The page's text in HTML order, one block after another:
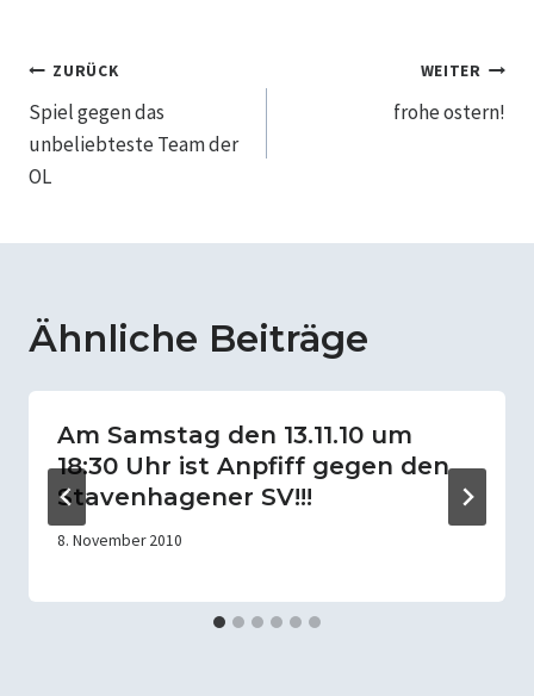
Beitragsnavigation
ZURÜCK
Spiel gegen das
unbeliebteste Team der
OL
WEITER
frohe ostern!
Ähnliche Beiträge
Am Samstag den 13.11.10 um
18:30 Uhr ist Anpfiff gegen den
Stavenhagener SV!!!
8. November 2010